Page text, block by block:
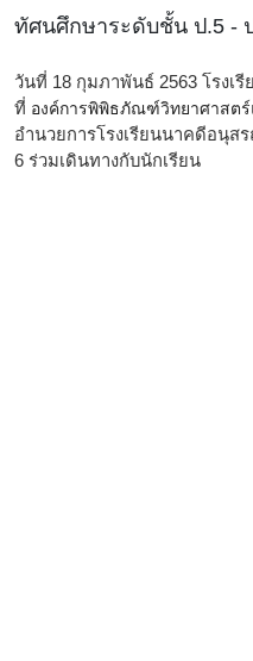
ทัศนศึกษาระดับชั้น ป.5 -
วันที่ 18 กุมภาพันธ์ 2563 โรง
ที่ องค์การพิพิธภัณฑ์วิทยาศาสต
อำนวยการโรงเรียนนาคดีอนุ
6 ร่วมเดินทางกับนักเรียน